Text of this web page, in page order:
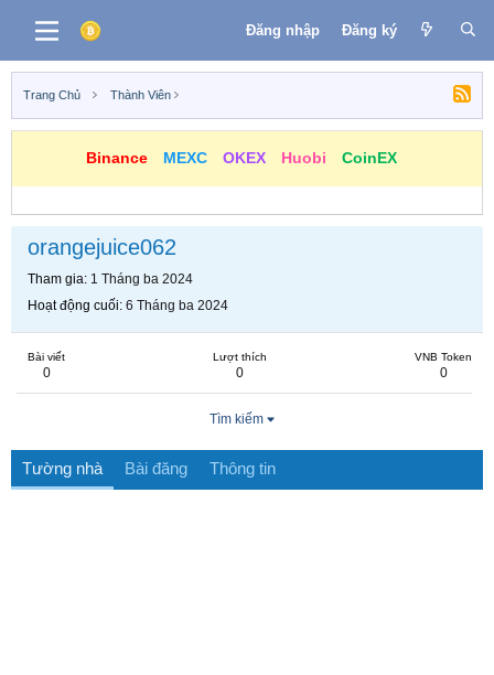
Đăng nhập Đăng ký
Trang Chủ Thành Viên
Binance MEXC OKEX Huobi CoinEX
orangejuice062
Tham gia 1 Tháng ba 2024
Hoạt động cuối 6 Tháng ba 2024
Bài viết
0
Lượt thích
0
VNB Token
0
Tìm kiếm
Tường nhà Bài đăng Thông tin